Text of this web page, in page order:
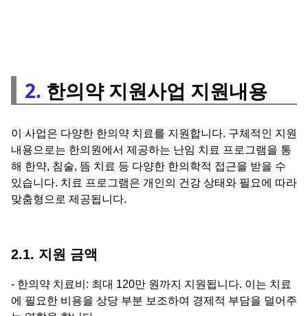
2. 한의약 지원사업 지원내용
이 사업은 다양한 한의약 치료를 지원합니다. 구체적인 지원
내용으로는 한의원에서 제공하는 난임 치료 프로그램을 통
해 한약, 침술, 뜸 치료 등 다양한 한의학적 접근을 받을 수
있습니다. 치료 프로그램은 개인의 건강 상태와 필요에 따라
맞춤형으로 제공됩니다.
2.1. 지원 금액
- 한의약 치료비: 최대 120만 원까지 지원됩니다. 이는 치료
에 필요한 비용을 상당 부분 보조하여 경제적 부담을 덜어주